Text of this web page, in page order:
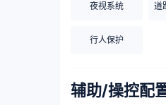
夜视系统 道
行人保护
辅助/操控配